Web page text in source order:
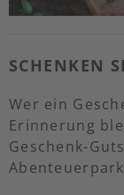
SCHENKEN
Wer ein
Erinnerung
Geschenk-